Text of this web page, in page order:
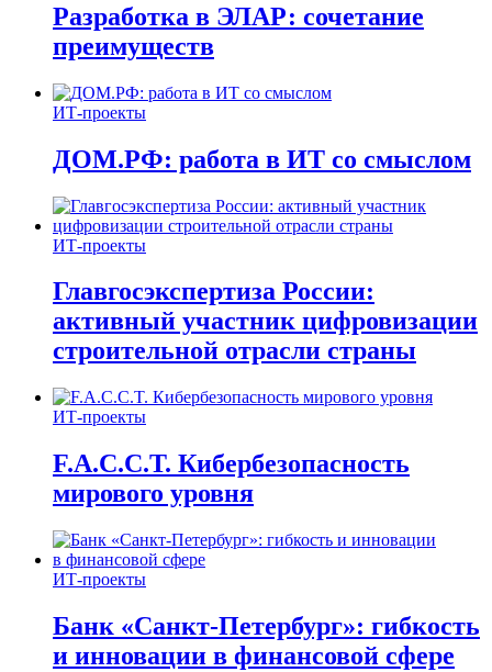
Разработка в ЭЛАР: сочетание
преимуществ
ИТ-проекты
ДОМ.РФ: работа в ИТ со смыслом
ИТ-проекты
Главгосэкспертиза России:
активный участник цифровизации
строительной отрасли страны
ИТ-проекты
F.A.C.C.T. Кибербезопасность
мирового уровня
ИТ-проекты
Банк «Санкт-Петербург»: гибкость
и инновации в финансовой сфере